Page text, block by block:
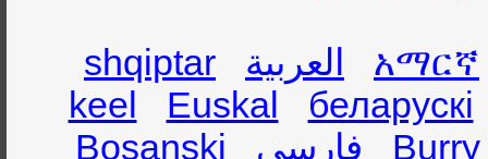
shqiptar العربية
አማርኛ
keel
Euskal
беларускі
Bosanski
فارسی